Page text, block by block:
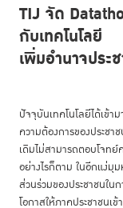
TIJ จัด
กับเทคโนโลยี
เพิ่มอำนาจปร
ปัจจุบันเทคโนโลยีได้เข้า
ความต้องการของประชา
เดิมไม่สามารถตอบโจทย์
อย่างไรก็ตาม ในอีกแง่มุ
ส่วนร่วมของประชาชนใน
โอกาสให้ภาคประชาชนเ